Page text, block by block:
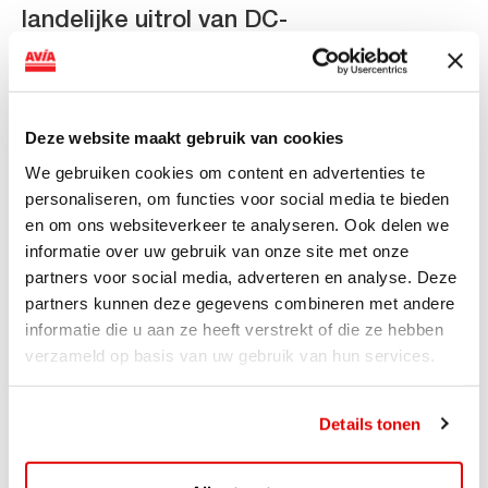
Deze website maakt gebruik van cookies
We gebruiken cookies om content en advertenties te
personaliseren, om functies voor social media te bieden
en om ons websiteverkeer te analyseren. Ook delen we
informatie over uw gebruik van onze site met onze
partners voor social media, adverteren en analyse. Deze
partners kunnen deze gegevens combineren met andere
informatie die u aan ze heeft verstrekt of die ze hebben
verzameld op basis van uw gebruik van hun services.
Details tonen
landelijke uitrol van DC-
snellaadinfrastructuur
AVIA VOLT en Fletcher Hotels starten landelijke uitrol